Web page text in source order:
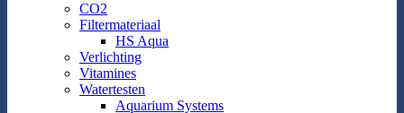
CO2
Filtermateriaal
HS Aqua
Verlichting
Vitamines
Watertesten
Aquarium Systems